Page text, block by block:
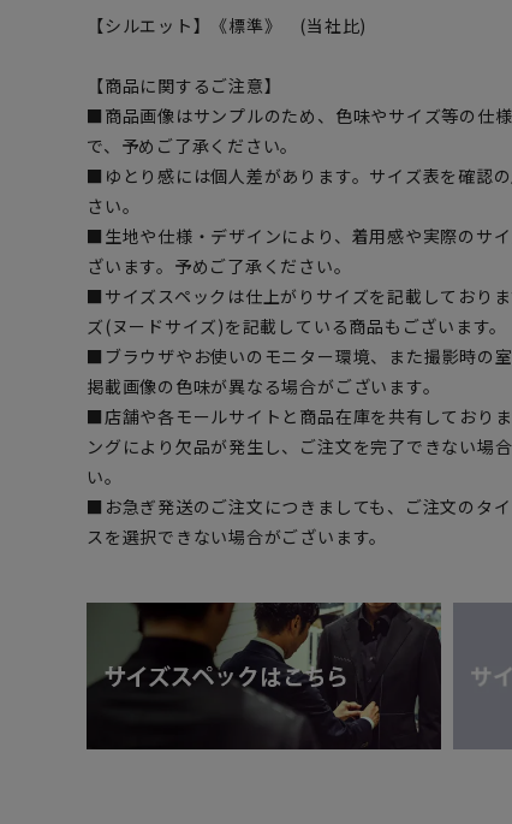
【シルエット】《標準》 (当社比)
【商品に関するご注意】
■商品画像はサンプルのため、色味やサイズ等の仕
で、予めご了承ください。
■ゆとり感には個人差があります。サイズ表を確認
さい。
■生地や仕様・デザインにより、着用感や実際のサ
ざいます。予めご了承ください。
■サイズスペックは仕上がりサイズを記載しており
ズ(ヌードサイズ)を記載している商品もございます。
■ブラウザやお使いのモニター環境、また撮影時の
掲載画像の色味が異なる場合がございます。
■店舗や各モールサイトと商品在庫を共有しており
ングにより欠品が発生し、ご注文を完了できない場
い。
■お急ぎ発送のご注文につきましても、ご注文のタ
スを選択できない場合がございます。